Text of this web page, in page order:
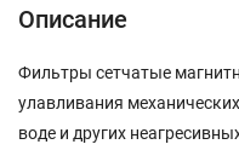
Описание
Фильтры сетчатые
улавливания
воде и других